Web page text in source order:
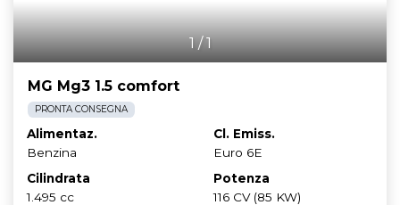
1/1
MG Mg3 1.5 comfort
PRONTA CONSEGNA
Alimentaz.
Benzina
Cl. Emiss.
Euro 6E
Cilindrata
1.495 cc
Potenza
116 CV (85 KW)